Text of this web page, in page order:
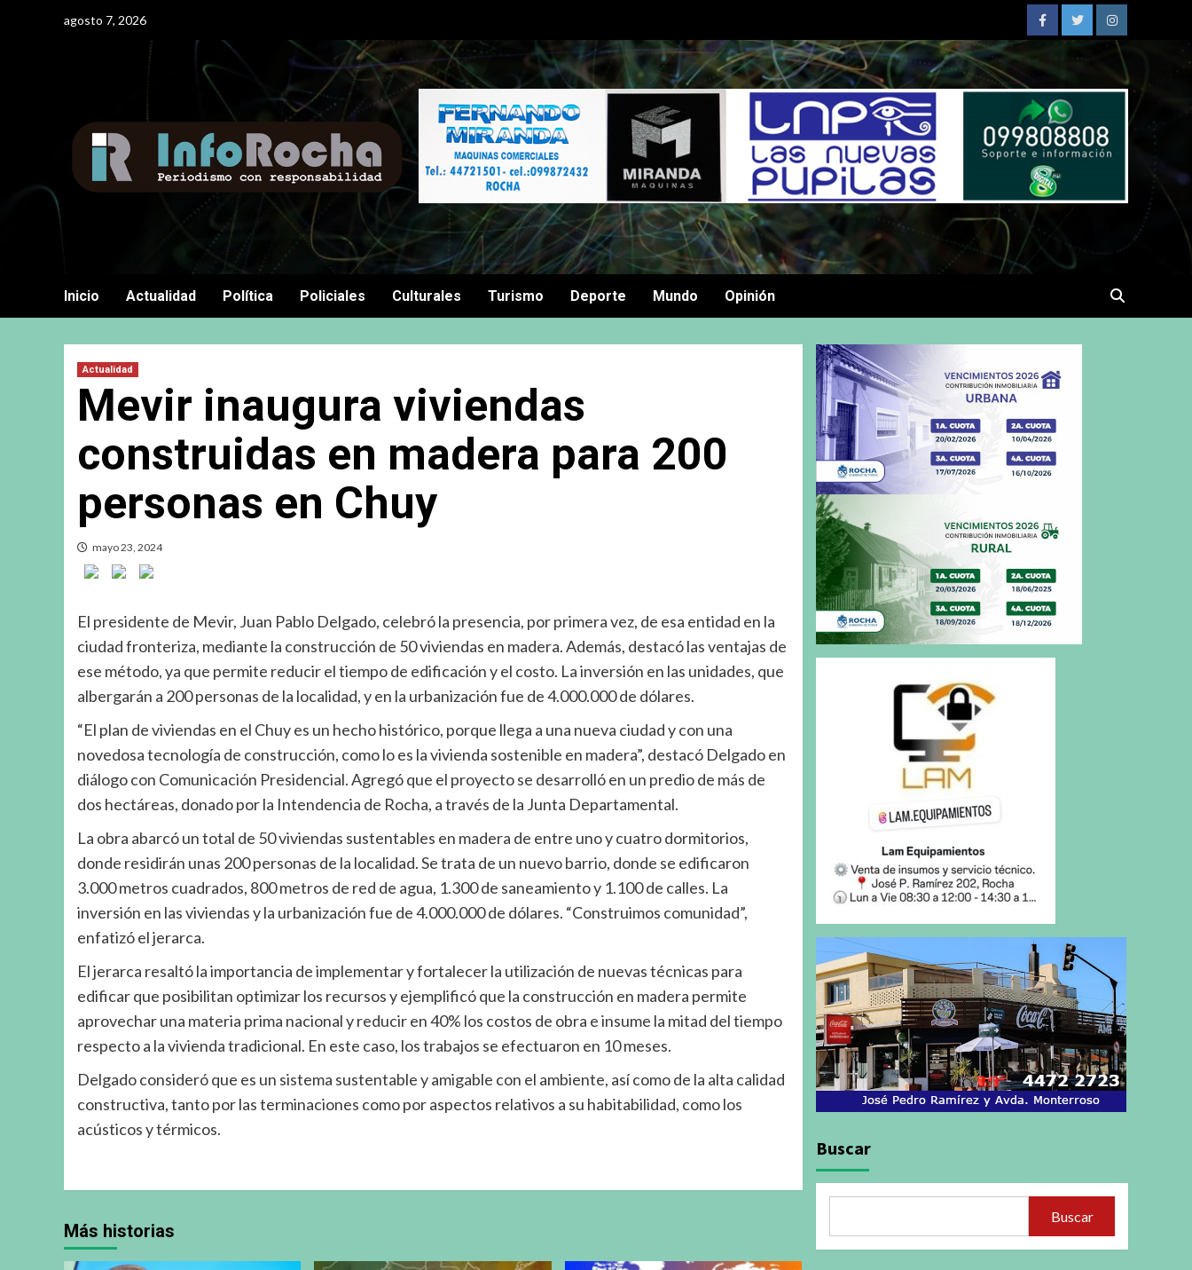
agosto 7, 2026
FacebookTwitterInstagram
Inicio Actualidad Política Policiales Culturales Turismo Deporte Mundo Opinión
Actualidad
Mevir inaugura viviendas
construidas en madera para 200
personas en Chuy
mayo 23, 2024
El presidente de Mevir, Juan Pablo Delgado, celebró la presencia, por primera vez, de esa entidad en la
ciudad fronteriza, mediante la construcción de 50 viviendas en madera. Además, destacó las ventajas de
ese método, ya que permite reducir el tiempo de edificación y el costo. La inversión en las unidades, que
albergarán a 200 personas de la localidad, y en la urbanización fue de 4.000.000 de dólares.
“El plan de viviendas en el Chuy es un hecho histórico, porque llega a una nueva ciudad y con una
novedosa tecnología de construcción, como lo es la vivienda sostenible en madera”, destacó Delgado en
diálogo con Comunicación Presidencial. Agregó que el proyecto se desarrolló en un predio de más de
dos hectáreas, donado por la Intendencia de Rocha, a través de la Junta Departamental.
La obra abarcó un total de 50 viviendas sustentables en madera de entre uno y cuatro dormitorios,
donde residirán unas 200 personas de la localidad. Se trata de un nuevo barrio, donde se edificaron
3.000 metros cuadrados, 800 metros de red de agua, 1.300 de saneamiento y 1.100 de calles. La
inversión en las viviendas y la urbanización fue de 4.000.000 de dólares. “Construimos comunidad”,
enfatizó el jerarca.
El jerarca resaltó la importancia de implementar y fortalecer la utilización de nuevas técnicas para
edificar que posibilitan optimizar los recursos y ejemplificó que la construcción en madera permite
aprovechar una materia prima nacional y reducir en 40% los costos de obra e insume la mitad del tiempo
respecto a la vivienda tradicional. En este caso, los trabajos se efectuaron en 10 meses.
Delgado consideró que es un sistema sustentable y amigable con el ambiente, así como de la alta calidad
constructiva, tanto por las terminaciones como por aspectos relativos a su habitabilidad, como los
acústicos y térmicos.
Más historias
Buscar
Buscar